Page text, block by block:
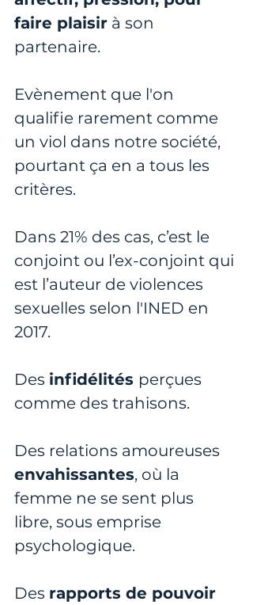
faire plaisir à son
partenaire.
Evènement que l'on
qualifie rarement comme
un viol dans notre société,
pourtant ça en a tous les
critères.
Dans 21% des cas, c’est le
conjoint ou l’ex-conjoint qui
est l’auteur de violences
sexuelles selon l'INED en
2017.
Des infidélités perçues
comme des trahisons.
Des relations amoureuses
envahissantes, où la
femme ne se sent plus
libre, sous emprise
psychologique.
Des rapports de pouvoir